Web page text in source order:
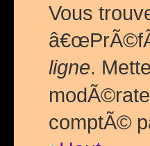
Vous
ligne.
comptÃ©